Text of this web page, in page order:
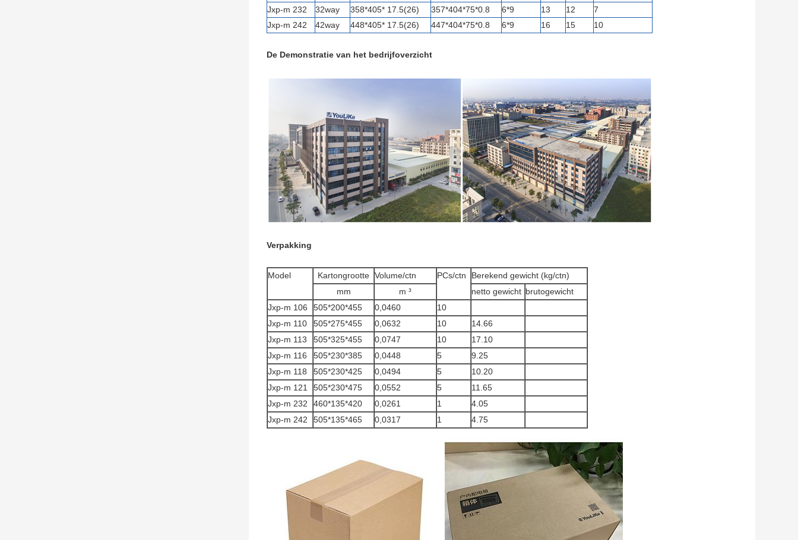
Jxp-m 232
32way 358*405* 17.5(26) 357*404*75*0.8 6*9 13 12
7
Jxp-m 242
42way 448*405* 17.5(26) 447*404*75*0.8 6*9 16 15 10
De Demonstratie van het bedrijfoverzicht
Verpakking
Model Kartongrootte Volume/ctn PCs/ctn
Berekend gewicht (kg/ctn)
mm
m ³ netto gewicht brutogewicht
Jxp-m 106
505*200*455 0,0460
10
Jxp-m 110
505*275*455 0,0632 10
14.66
Jxp-m 113
505*325*455 0,0747 10
17.10
Jxp-m 116
505*230*385 0,0448 5
9.25
Jxp-m 118
505*230*425 0,0494 5
10.20
Jxp-m 121
505*230*475 0,0552 5
11.65
Jxp-m 232
460*135*420 0,0261 1
4.05
Jxp-m 242
505*135*465 0,0317 1 4.75